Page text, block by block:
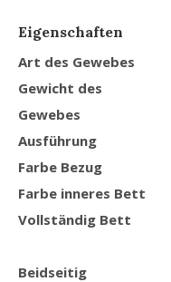
Eigenschaften
Art des Gewebes
Gewicht des
Gewebes
Ausführung
Farbe Bezug
Farbe inneres Bett
Vollständig Bett
Beidseitig